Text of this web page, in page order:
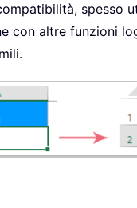
spesso
con altre funzioni